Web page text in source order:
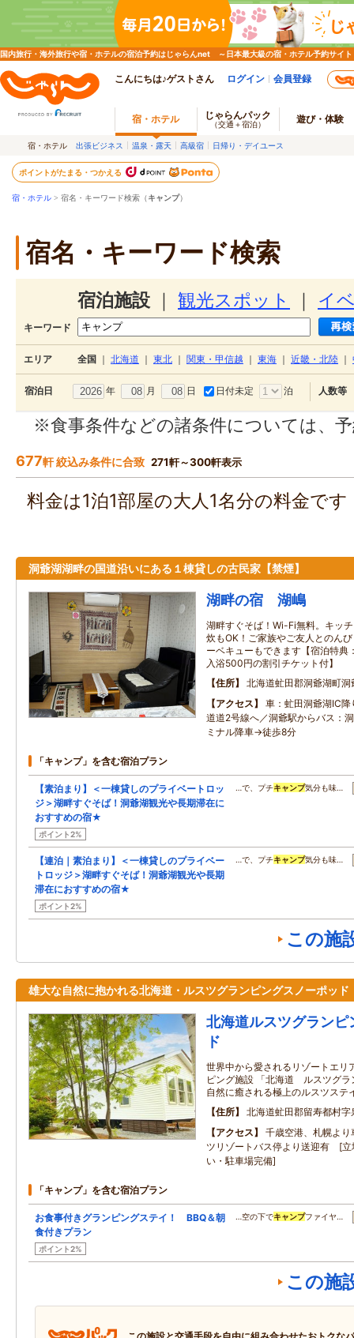
国内旅行・海外旅行や宿・ホテルの宿泊予約はじゃらんnet ～日本最大級の宿・ホテル予約サイト
こんにちは♪ゲストさん ログイン 会員登録
宿・ホテル じゃらんパック
（交通＋宿泊） 遊び・体験
宿・ホテル 出張ビジネス 温泉・露天 高級宿 日帰り・デイユース
ポイントがたまる・つかえる
宿・ホテル > 宿名・キーワード検索（キャンプ）
宿名・キーワード検索
宿泊施設 観光スポット イ
キーワード
エリア 全国 北海道 東北 関東・甲信越 東海 近畿・北陸
宿泊日 年 月 日 日付未定 泊 人数等
※食事条件などの諸条件については、
677軒 絞込み条件に合致 271軒～300軒表示
料金は1泊1部屋の大人1名分の料金で
洞爺湖湖畔の国道沿いにある１棟貸しの古民家【禁煙】
湖畔の宿 湖嶋
湖畔すぐそば！Wi-Fi無料。キッ
炊もOK！ご家族やご友人とのん
ーベキューもできます【宿泊特典
入浴500円の割引チケット付】
住所
北海道虻田郡洞爺湖町
アクセス
車：虻田洞爺湖IC
道道2号線へ／洞爺駅からバス：
ミナル降車→徒歩8分
「キャンプ」を含む宿泊プラン
【素泊まり】＜一棟貸しのプライベートロッ
ジ＞湖畔すぐそば！洞爺湖観光や長期滞在に
おすすめの宿★
ポイント2%
…で、プチキャンプ気分も味…
【連泊｜素泊まり】＜一棟貸しのプライベー
トロッジ＞湖畔すぐそば！洞爺湖観光や長期
滞在におすすめの宿★
ポイント2%
…で、プチキャンプ気分も味…
この施
雄大な自然に抱かれる北海道・ルスツグランピングスノーポッド
北海道ルスツグラン
ド
世界中から愛されるリゾートエリ
ピング施設 「北海道 ルスツグ
自然に癒される極上のルスツステ
住所
北海道虻田郡留寿都村
アクセス
千歳空港、札幌よ
ツリゾートバス停より送迎有 [
い・駐車場完備]
「キャンプ」を含む宿泊プラン
お食事付きグランピングステイ！ BBQ＆朝
食付きプラン
ポイント2%
…空の下でキャンプファイヤ…
この施